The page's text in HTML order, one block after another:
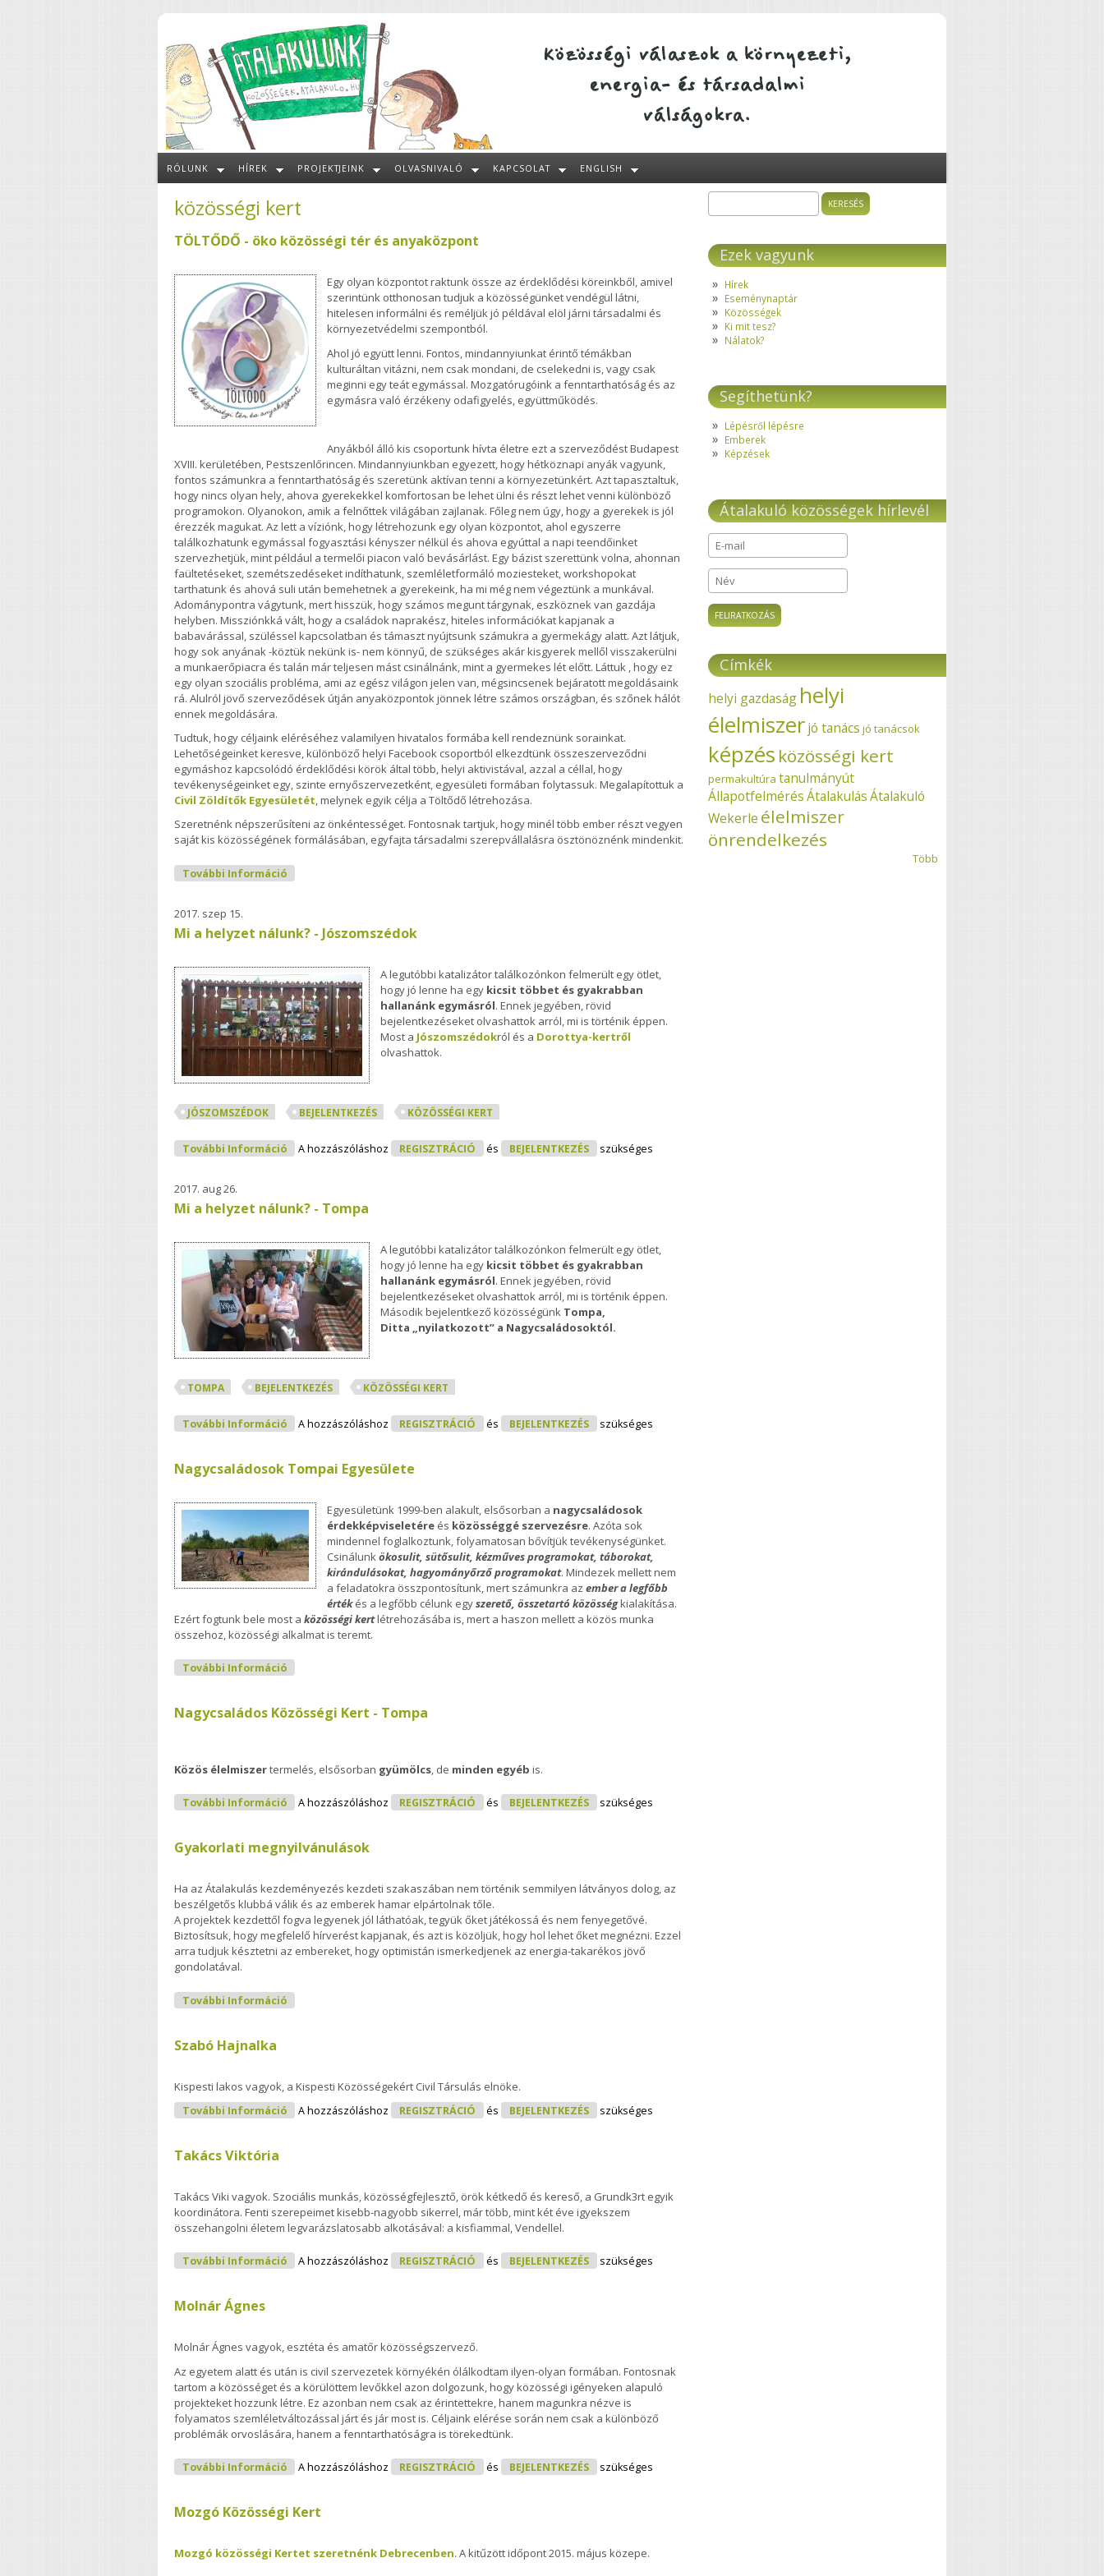
RÓLUNK HÍREK PROJEKTJEINK OLVASNIVALÓ KAPCSOLAT ENGLISH
közösségi kert
TÖLTŐDŐ - öko közösségi tér és anyaközpont
Egy olyan központot raktunk össze az érdeklődési köreinkből, amivel
szerintünk otthonosan tudjuk a közösségünket vendégül látni,
hitelesen informálni és reméljük jó példával elöl járni társadalmi és
környezetvédelmi szempontból.
Ahol jó együtt lenni. Fontos, mindannyiunkat érintő témákban
kulturáltan vitázni, nem csak mondani, de cselekedni is, vagy csak
meginni egy teát egymással. Mozgatórugóink a fenntarthatóság és az
egymásra való érzékeny odafigyelés, együttműködés.
Anyákból álló kis csoportunk hívta életre ezt a szerveződést Budapest
XVIII. kerületében, Pestszenlőrincen. Mindannyiunkban egyezett, hogy hétköznapi anyák vagyunk,
fontos számunkra a fenntarthatóság és szeretünk aktívan tenni a környezetünkért. Azt tapasztaltuk,
hogy nincs olyan hely, ahova gyerekekkel komfortosan be lehet ülni és részt lehet venni különböző
programokon. Olyanokon, amik a felnőttek világában zajlanak. Főleg nem úgy, hogy a gyerekek is jól
érezzék magukat. Az lett a víziónk, hogy létrehozunk egy olyan központot, ahol egyszerre
találkozhatunk egymással fogyasztási kényszer nélkül és ahova egyúttal a napi teendőinket
szervezhetjük, mint például a termelői piacon való bevásárlást. Egy bázist szerettünk volna, ahonnan
faültetéseket, szemétszedéseket indíthatunk, szemléletformáló moziesteket, workshopokat
tarthatunk és ahová suli után bemehetnek a gyerekeink, ha mi még nem végeztünk a munkával.
Adománypontra vágytunk, mert hisszük, hogy számos megunt tárgynak, eszköznek van gazdája
helyben. Missziónkká vált, hogy a családok naprakész, hiteles információkat kapjanak a
babavárással, szüléssel kapcsolatban és támaszt nyújtsunk számukra a gyermekágy alatt. Azt látjuk,
hogy sok anyának -köztük nekünk is- nem könnyű, de szükséges akár kisgyerek mellől visszakerülni
a munkaerőpiacra és talán már teljesen mást csinálnánk, mint a gyermekes lét előtt. Láttuk , hogy ez
egy olyan szociális probléma, ami az egész világon jelen van, mégsincsenek bejáratott megoldásaink
rá. Alulról jövő szerveződések útján anyaközpontok jönnek létre számos országban, és szőnek hálót
ennek megoldására.
Tudtuk, hogy céljaink eléréséhez valamilyen hivatalos formába kell rendeznünk sorainkat.
Lehetőségeinket keresve, különböző helyi Facebook csoportból elkezdtünk összeszerveződni
egymáshoz kapcsolódó érdeklődési körök által több, helyi aktivistával, azzal a céllal, hogy
tevékenységeinket egy, szinte ernyőszervezetként, egyesületi formában folytassuk. Megalapítottuk a
Civil Zöldítők Egyesületét, melynek egyik célja a Töltődő létrehozása.
Szeretnénk népszerűsíteni az önkéntességet. Fontosnak tartjuk, hogy minél több ember részt vegyen
saját kis közösségének formálásában, egyfajta társadalmi szerepvállalásra ösztönöznénk mindenkit.
További Információ
2017. szep 15.
Mi a helyzet nálunk? - Jószomszédok
A legutóbbi katalizátor találkozónkon felmerült egy ötlet,
hogy jó lenne ha egy kicsit többet és gyakrabban
hallanánk egymásról. Ennek jegyében, rövid
bejelentkezéseket olvashattok arról, mi is történik éppen.
Most a Jószomszédokról és a Dorottya-kertről
olvashattok.
JÓSZOMSZÉDOK BEJELENTKEZÉS KÖZÖSSÉGI KERT
További Információ Mi A Helyzet Nálunk? - Jószomszédok Tartalommal Kapcsolatosan
A hozzászóláshoz REGISZTRÁCIÓ és BEJELENTKEZÉS szükséges
2017. aug 26.
Mi a helyzet nálunk? - Tompa
A legutóbbi katalizátor találkozónkon felmerült egy ötlet,
hogy jó lenne ha egy kicsit többet és gyakrabban
hallanánk egymásról. Ennek jegyében, rövid
bejelentkezéseket olvashattok arról, mi is történik éppen.
Második bejelentkező közösségünk Tompa,
Ditta „nyilatkozott” a Nagycsaládosoktól.
TOMPA BEJELENTKEZÉS KÖZÖSSÉGI KERT
További Információ Mi A Helyzet Nálunk? - Tompa Tartalommal Kapcsolatosan
A hozzászóláshoz REGISZTRÁCIÓ és BEJELENTKEZÉS szükséges
Nagycsaládosok Tompai Egyesülete
Egyesületünk 1999-ben alakult, elsősorban a nagycsaládosok
érdekképviseletére és közösséggé szervezésre. Azóta sok
mindennel foglalkoztunk, folyamatosan bővítjük tevékenységünket.
Csinálunkökosulit, sütősulit, kézműves programokat, táborokat,
kirándulásokat, hagyományőrző programokat. Mindezek mellett nem
a feladatokra összpontosítunk, mert számunkra az ember a legfőbb
értékés a legfőbb célunk egyszerető, összetartó közösségkialakítása.
Ezért fogtunk bele most a közösségi kertlétrehozásába is, mert a haszon mellett a közös munka
összehoz, közösségi alkalmat is teremt.
További Információ
Nagycsaládos Közösségi Kert - Tompa
Közös élelmiszertermelés, elsősorban gyümölcs, de minden egyéb is.
További Információ Nagycsaládos Közösségi Kert - Tompa Tartalommal Kapcsolatosan
A hozzászóláshoz REGISZTRÁCIÓ és BEJELENTKEZÉS szükséges
Gyakorlati megnyilvánulások
Ha az Átalakulás kezdeményezés kezdeti szakaszában nem történik semmilyen látványos dolog, az
beszélgetős klubbá válik és az emberek hamar elpártolnak tőle.
A projektek kezdettől fogva legyenek jól láthatóak, tegyük őket játékossá és nem fenyegetővé.
Biztosítsuk, hogy megfelelő hírverést kapjanak, és azt is közöljük, hogy hol lehet őket megnézni. Ezzel
arra tudjuk késztetni az embereket, hogy optimistán ismerkedjenek az energia-takarékos jövő
gondolatával.
További Információ
Szabó Hajnalka
Kispesti lakos vagyok, a Kispesti Közösségekért Civil Társulás elnöke.
További Információ Szabó Hajnalka Tartalommal Kapcsolatosan
A hozzászóláshoz REGISZTRÁCIÓ és BEJELENTKEZÉS szükséges
Takács Viktória
Takács Viki vagyok. Szociális munkás, közösségfejlesztő, örök kétkedő és kereső, a Grundk3rt egyik
koordinátora. Fenti szerepeimet kisebb-nagyobb sikerrel, már több, mint két éve igyekszem
összehangolni életem legvarázslatosabb alkotásával: a kisfiammal, Vendellel.
További Információ Takács Viktória Tartalommal Kapcsolatosan
A hozzászóláshoz REGISZTRÁCIÓ és BEJELENTKEZÉS szükséges
Molnár Ágnes
Molnár Ágnes vagyok, esztéta és amatőr közösségszervező.
Az egyetem alatt és után is civil szervezetek környékén ólálkodtam ilyen-olyan formában. Fontosnak
tartom a közösséget és a körülöttem levőkkel azon dolgozunk, hogy közösségi igényeken alapuló
projekteket hozzunk létre. Ez azonban nem csak az érintettekre, hanem magunkra nézve is
folyamatos szemléletváltozással járt és jár most is. Céljaink elérése során nem csak a különböző
problémák orvoslására, hanem a fenntarthatóságra is törekedtünk.
További Információ Molnár Ágnes Tartalommal Kapcsolatosan
A hozzászóláshoz REGISZTRÁCIÓ és BEJELENTKEZÉS szükséges
Mozgó Közösségi Kert
Mozgó közösségi Kertet szeretnénk Debrecenben. A kitűzött időpont 2015. május közepe.
Keresés űrlap
Ezek vagyunk
Hírek
Eseménynaptár
Közösségek
Ki mit tesz?
Nálatok?
Segíthetünk?
Lépésről lépésre
Emberek
Képzések
Átalakuló közösségek hírlevél
E-mail*
Név
Címkék
helyi gazdaság helyi
élelmiszerjó tanács jó tanácsok
képzés közösségi kert
permakultúra tanulmányút
ÁllapotfelmérésÁtalakulásÁtalakuló
Wekerle élelmiszer
önrendelkezés
Több